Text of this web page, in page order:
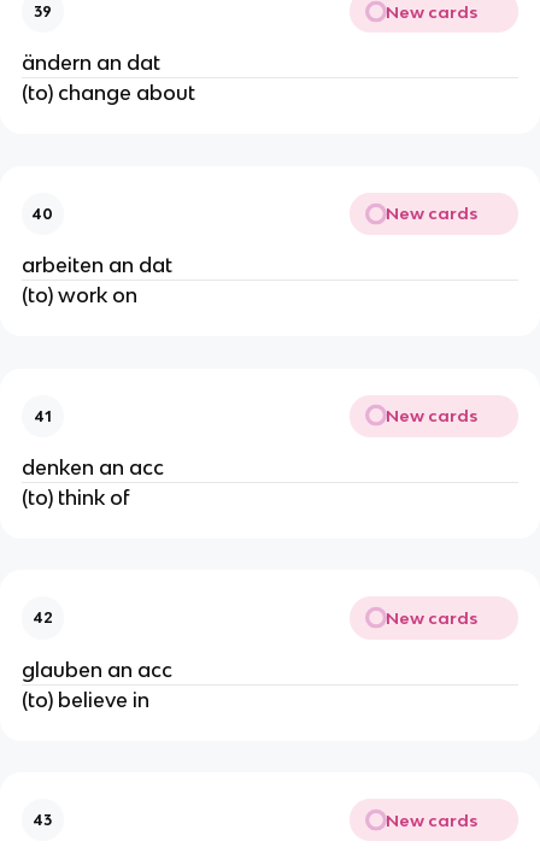
39 New cards
ändern an dat
(to) change about
40 New cards
arbeiten an dat
(to) work on
41 New cards
denken an acc
(to) think of
42 New cards
glauben an acc
(to) believe in
43 New cards